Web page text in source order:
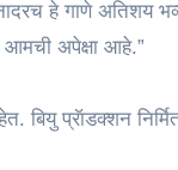
हे गाणे अतिशय
आमची अपेक्षा आहे.”
बियु प्रॅाडक्शन